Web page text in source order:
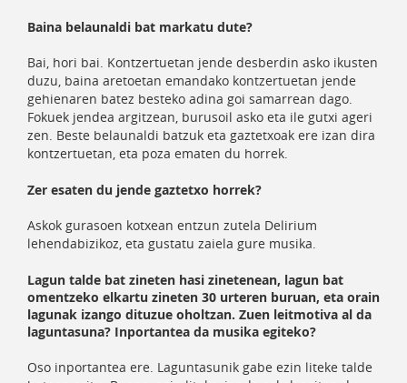
Baina belaunaldi bat markatu dute?
Bai, hori bai. Kontzertuetan jende desberdin asko ikusten
duzu, baina aretoetan emandako kontzertuetan jende
gehienaren batez besteko adina goi samarrean dago.
Fokuek jendea argitzean, burusoil asko eta ile gutxi ageri
zen. Beste belaunaldi batzuk eta gaztetxoak ere izan dira
kontzertuetan, eta poza ematen du horrek.
Zer esaten du jende gaztetxo horrek?
Askok gurasoen kotxean entzun zutela Delirium
lehendabizikoz, eta gustatu zaiela gure musika.
Lagun talde bat zineten hasi zinetenean, lagun bat
omentzeko elkartu zineten 30 urteren buruan, eta orain
lagunak izango dituzue oholtzan. Zuen leitmotiva al da
laguntasuna? Inportantea da musika egiteko?
Oso inportantea ere. Laguntasunik gabe ezin liteke talde